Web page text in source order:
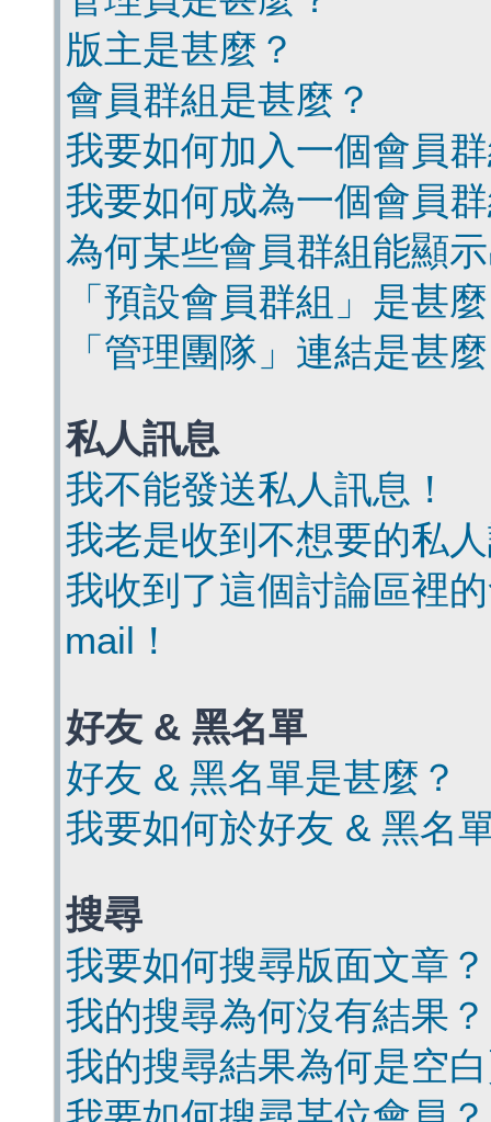
版主是甚麼？
會員群組是甚麼？
我要如何加入一個會員
我要如何成為一個會員
為何某些會員群組能顯
「預設會員群組」是甚
「管理團隊」連結是甚
私人訊息
我不能發送私人訊息！
我老是收到不想要的私
我收到了這個討論區裡
mail！
好友 & 黑名單
好友 & 黑名單是甚麼？
我要如何於好友 & 黑名
搜尋
我要如何搜尋版面文章？
我的搜尋為何沒有結果？
我的搜尋結果為何是空